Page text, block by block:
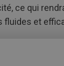
ce qui
fluides et